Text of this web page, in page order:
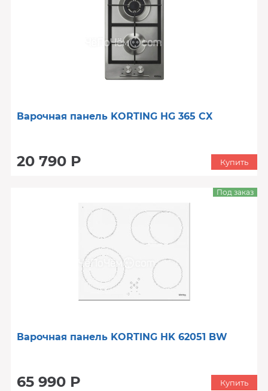
Варочная панель KORTING HG 365 CX
20 790 Р Купить
Варочная панель KORTING HK 62051 BW
65 990 Р
Под заказ
Купить